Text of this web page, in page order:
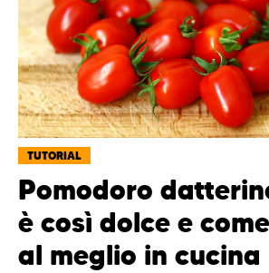
TUTORIAL
Pomodoro
è così dolce e
al meglio in cucina